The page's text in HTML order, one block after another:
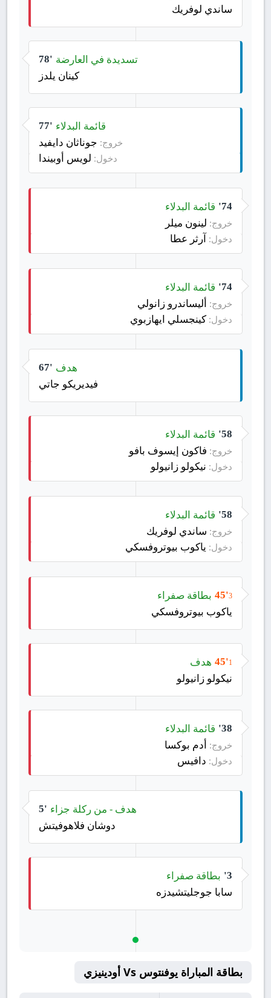
ساندي لوفريك
78' تسديدة في العارضة
كينان يلدز
77' قائمة البدلاء
خروج: جوناثان دايفيد
دخول: لويس أوبيندا
74' قائمة البدلاء
خروج: لينون ميلر
دخول: آرثر عطا
74' قائمة البدلاء
خروج: أليساندرو زانولي
دخول: كينجسلي ايهازبوي
67' هدف
فيديريكو جاتي
58' قائمة البدلاء
خروج: فاكون إيسوف بافو
دخول: نيكولو زانيولو
58' قائمة البدلاء
خروج: ساندي لوفريك
دخول: ياكوب بيوتروفسكي
45'3
بطاقة صفراء
ياكوب بيوتروفسكي
45'1
هدف
نيكولو زانيولو
38' قائمة البدلاء
خروج: أدم بوكسا
دخول: دافيس
5' هدف - من ركلة جزاء
دوشان فلاهوفيتش
3' بطاقة صفراء
سابا جوجليتشيدزه
بطاقة المباراة يوفنتوس Vs أودينيزي